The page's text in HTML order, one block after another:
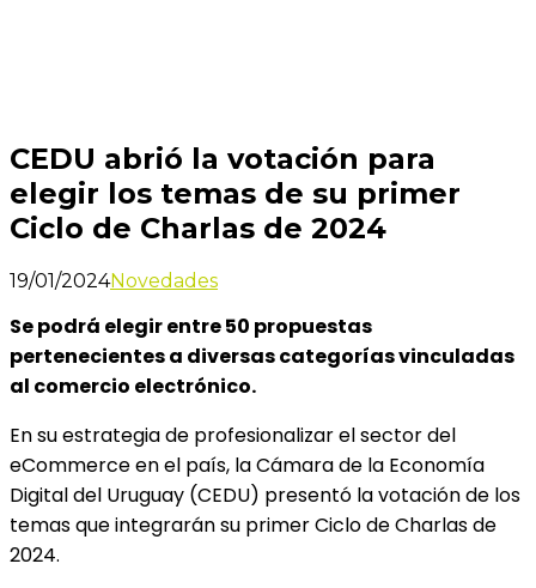
CEDU abrió la votación para
elegir los temas de su primer
Ciclo de Charlas de 2024
19/01/2024Novedades
Se podrá elegir entre 50 propuestas
pertenecientes a diversas categorías vinculadas
al comercio electrónico.
En su estrategia de profesionalizar el sector del
eCommerce en el país, la Cámara de la Economía
Digital del Uruguay (CEDU) presentó la votación de los
temas que integrarán su primer Ciclo de Charlas de
2024.